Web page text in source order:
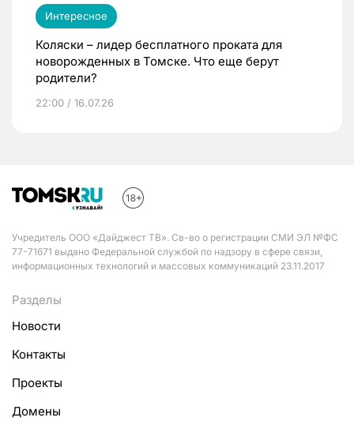
Интересное
Коляски – лидер бесплатного проката для
новорожденных в Томске. Что еще берут
родители?
22:00 / 16.07.26
Учредитель ООО «Дайджест ТВ». Св-во о регистрации СМИ ЭЛ №ФС
77-71671 выдано Федеральной службой по надзору в сфере связи,
информационных технологий и массовых коммуникаций 23.11.2017
Разделы
Новости
Контакты
Проекты
Домены